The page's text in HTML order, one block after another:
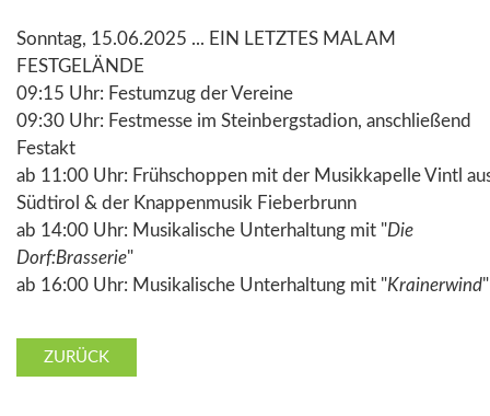
Sonntag, 15.06.2025 ... EIN LETZTES MAL AM
FESTGELÄNDE
09:15 Uhr: Festumzug der Vereine
09:30 Uhr: Festmesse im Steinbergstadion, anschließend
Festakt
ab 11:00 Uhr: Frühschoppen mit der Musikkapelle Vintl
Südtirol & der Knappenmusik Fieberbrunn
ab 14:00 Uhr: Musikalische Unterhaltung mit "Die
Dorf:Brasserie"
ab 16:00 Uhr: Musikalische Unterhaltung mit "Krainerwind"
ZURÜCK